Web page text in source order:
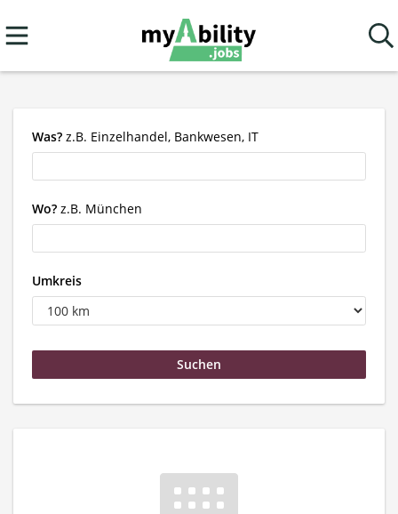
Was? z.B. Einzelhandel, Bankwesen, IT
Wo? z.B. München
Umkreis